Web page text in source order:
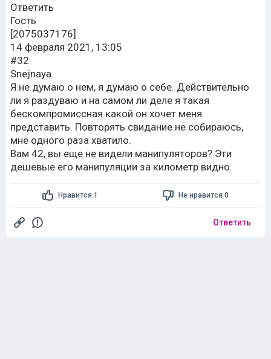
Ответить
Гость
[2075037176]
14 февраля 2021, 13:05
#32
Snejnaya
Я не думаю о нем, я думаю о себе. Действительно
ли я раздуваю и на самом ли деле я такая
бескомпромиссная какой он хочет меня
представить. Повторять свидание не собираюсь,
мне одного раза хватило.
Вам 42, вы еще не видели манипуляторов? Эти
дешевые его манипуляции за километр видно.
Нравится 1 Не нравится 0
Ответить